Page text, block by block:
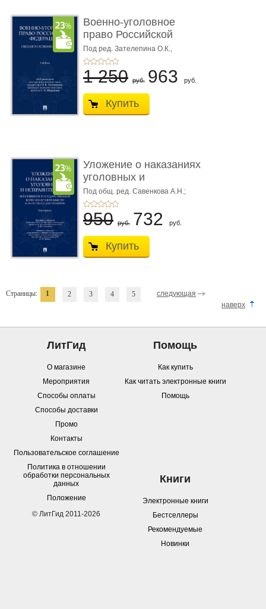
Военно-уголовное
право Российской
Федерации. � ...
Под ред. Зателепина О.К.,
Шарапова С.Н.
1 250 руб. 963 руб.
Купить
Уложение о наказаниях
уголовных и
исправитель ...
Под общ. ред. Савенкова А.Н.;
науч. ред. и рук. авт. кол. Чучаев
А.И.
950 руб. 732 руб.
Купить
Страницы: 1 2 3 4 5
следующая
наверх
ЛитГид
О магазине
Мероприятия
Способы оплаты
Способы доставки
Промо
Контакты
Пользовательское соглашение
Политика в отношении
обработки персональных
данных
Положение
© ЛитГид 2011-2026
Помощь
Как купить
Как читать электронные книги
Помощь
Книги
Электронные книги
Бестселлеры
Рекомендуемые
Новинки